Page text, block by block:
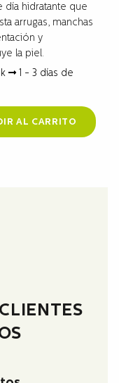
día hidratante que
arrugas, manchas
y
la piel.
1 - 3 días de
AL CARRITO